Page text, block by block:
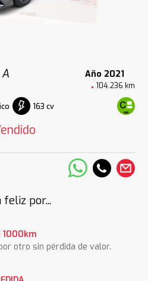
Año 2021
104.236 km
163 cv
por...
1000km
otro sin pérdida de valor.